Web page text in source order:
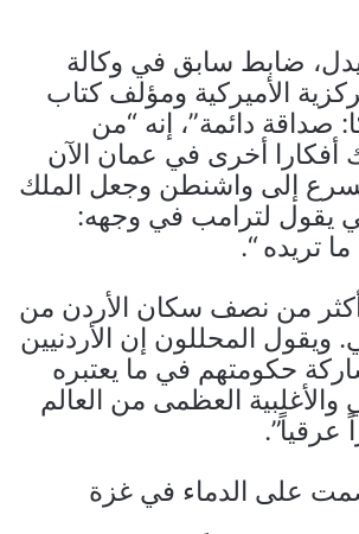
ضابط سابق في وكالة
الأميركية ومؤلف كتاب
صداقة دائمة”، إنه “من
أفكارا أخرى في عمان الآن
إلى واشنطن وجعل الملك
يقول لترامب في وجهه:
تريده “.
من نصف سكان الأردن من
المحللون إن الأردنيين
حكومتهم في ما يعتبره
والأغلبية العظمى من العالم
عرقياً”.
على الدماء في غزة